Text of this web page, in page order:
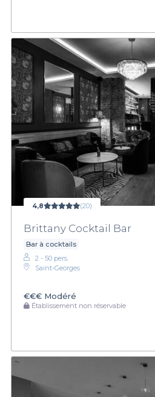
4,8 (20)
Brittany Cocktail Bar
Bar à cocktails
2 - 50 pers.
Saint-Georges
€€€ Modéré
Établissement non réservable